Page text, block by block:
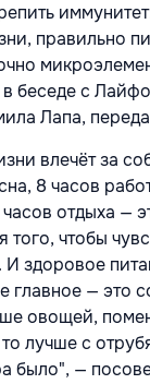
правильно
беседе с
Лапа,
влечёт за
8 часов
отдыха —
того, чтобы
здоровое
главное — это
овощей,
лучше с
было", —